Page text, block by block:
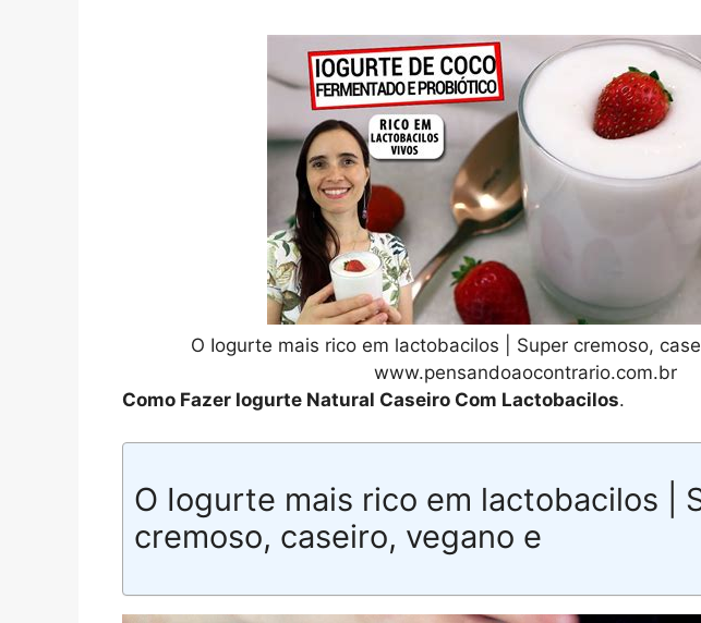
O Iogurte mais rico em lactobacilos | Super cremoso,
www.pensandoaocontrario.com.br
Como Fazer Iogurte Natural Caseiro Com Lactobacilos.
O Iogurte mais rico em lactobacilos |
cremoso, caseiro, vegano e